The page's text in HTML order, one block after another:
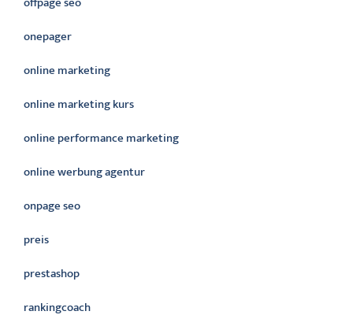
onepager
online marketing
online marketing kurs
online performance marketing
online werbung agentur
onpage seo
preis
prestashop
rankingcoach